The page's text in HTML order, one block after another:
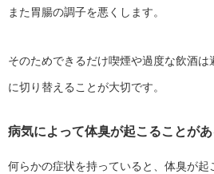
また胃腸の調子を悪くします。
そのためできるだけ喫煙や過度な飲酒
に切り替えることが大切です。
病気によって体臭が起こることが
何らかの症状を持っていると、体臭が起